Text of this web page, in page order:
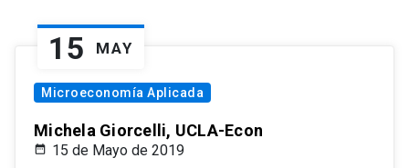
15 MAY
Microeconomía Aplicada
Michela Giorcelli, UCLA-Econ
15 de Mayo de 2019